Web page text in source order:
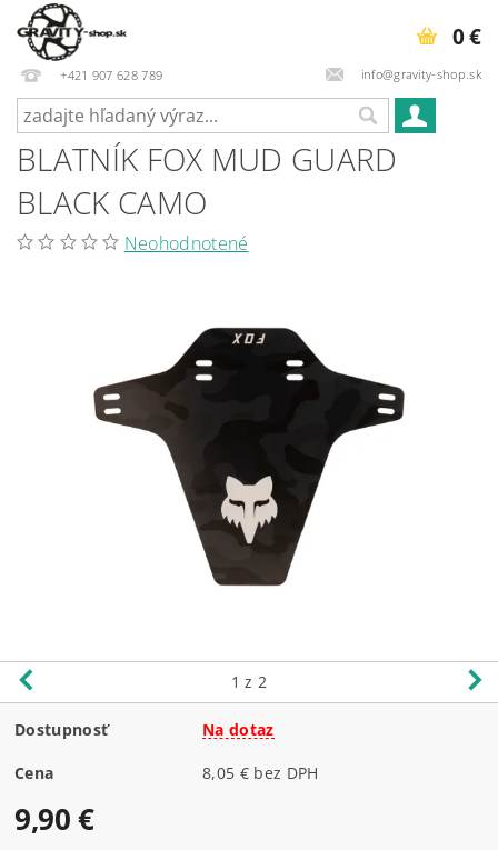
+421 907 628 789 info@gravity-shop.sk
0 €
BLATNÍK FOX MUD GUARD
BLACK CAMO
Neohodnotené
1 z 2
Dostupnosť Na dotaz
Cena 8,05 € bez DPH
9,90 €